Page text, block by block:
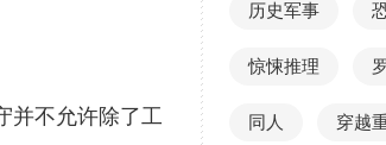
并不允许除了工
历史军事
惊悚推理
同人 穿越